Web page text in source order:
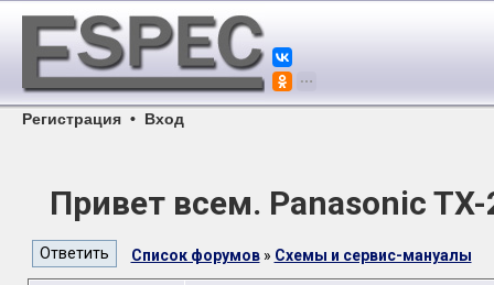
Регистрация • Вход
Привет всем. Panasonic
Список форумов» Схемы и сервис-мануалы